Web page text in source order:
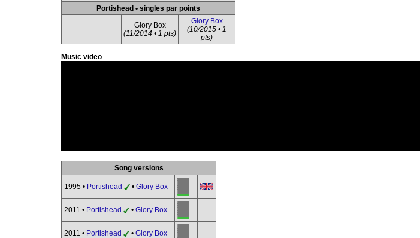
Portishead • singles par points
Glory Box
(11/2014 • 1 pts)
Glory Box
(10/2015 • 1
pts)
Music video
Song versions
1995 • Portishead • Glory Box
2011 • Portishead • Glory Box
2011 • Portishead • Glory Box